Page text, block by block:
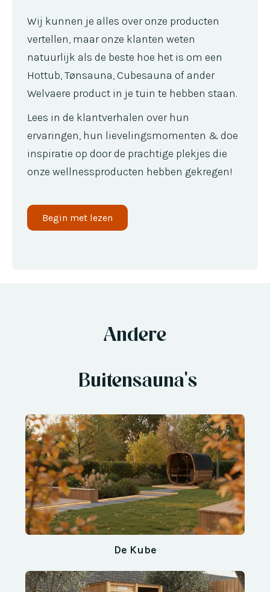
Wij kunnen je alles over onze producten
vertellen, maar onze klanten weten
natuurlijk als de beste hoe het is om een
Hottub, Tønsauna, Cubesauna of ander
Welvaere product in je tuin te hebben staan.
Lees in de klantverhalen over hun
ervaringen, hun lievelingsmomenten & doe
inspiratie op door de prachtige plekjes die
onze wellnessproducten hebben gekregen!
Begin met lezen
Andere
Buitensauna's
De Kube